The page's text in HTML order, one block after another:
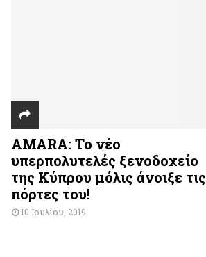
AMARA: Το νέο
υπερπολυτελές ξενοδοχείο
της Κύπρου μόλις άνοιξε τις
πόρτες του!
10 Ιουλίου, 2019